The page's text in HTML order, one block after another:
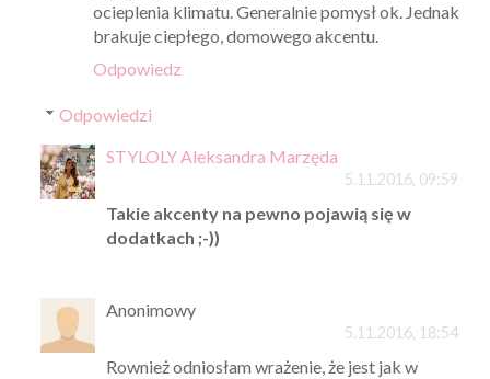
ocieplenia klimatu. Generalnie pomysł ok. Jednak
brakuje ciepłego, domowego akcentu.
Odpowiedz
Odpowiedzi
STYLOLY Aleksandra Marzęda
5.11.2016, 09:59
Takie akcenty na pewno pojawią się w
dodatkach ;-))
Anonimowy
5.11.2016, 18:54
Rownież odniosłam wrażenie, że jest jak w